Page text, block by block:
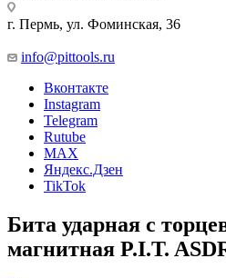
г. Пермь, ул. Фоминская, 36
info@pittools.ru
Вконтакте
Instagram
Telegram
Rutube
MAX
Яндекс.Дзен
TikTok
Бита ударная с
магнитная P.I.T.